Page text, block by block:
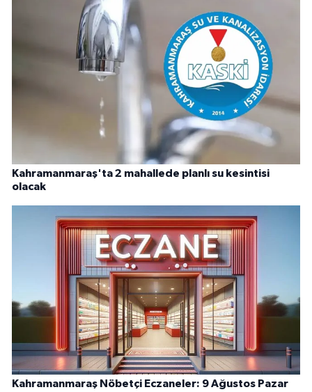
Kahramanmaraş'ta 2 mahallede planlı su kesintisi
olacak
Kahramanmaraş Nöbetçi Eczaneler: 9 Ağustos Pazar